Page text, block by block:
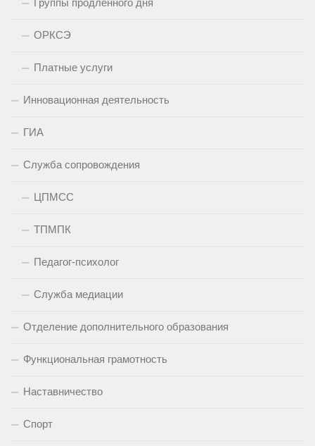
Группы продлённого дня
ОРКСЭ
Платные услуги
Инновационная деятельность
ГИА
Служба сопровождения
ЦПМСС
ТПМПК
Педагог-психолог
Служба медиации
Отделение дополнительного образования
Функциональная грамотность
Наставничество
Спорт